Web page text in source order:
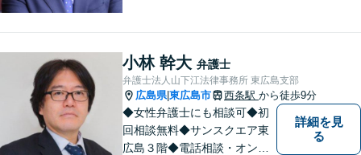
ている方は、すぐに弁護士に
ご相談ください。【JR海田市
駅から徒歩9分】
小林 幹大 弁護士
弁護士法人山下江法律事務所 東広島支部
広島県|東広島市 西条駅 から徒歩9分
◆女性弁護士にも相談可◆初
回相談無料◆サンスクエア東
広島３階◆電話相談・オンラ
詳細を見
る